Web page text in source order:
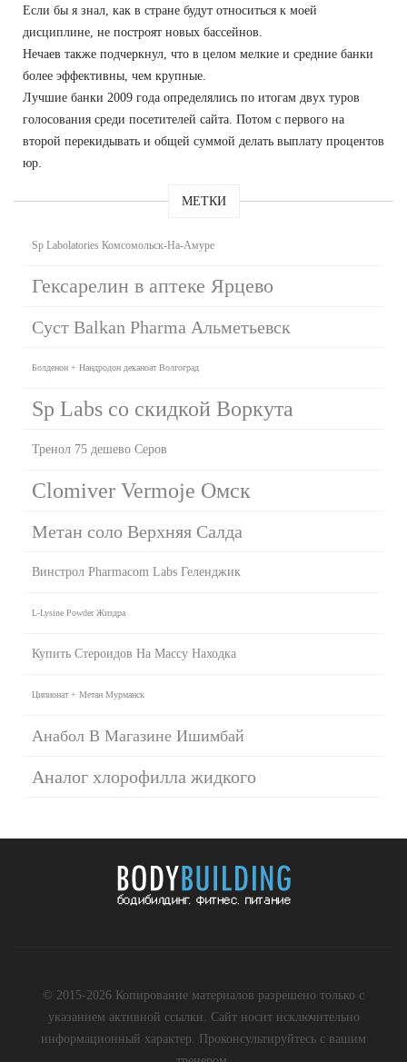
Если бы я знал, как в стране будут относиться к моей
дисциплине, не построят новых бассейнов.
Нечаев также подчеркнул, что в целом мелкие и средние банки
более эффективны, чем крупные.
Лучшие банки 2009 года определялись по итогам двух туров
голосования среди посетителей сайта. Потом с первого на
второй перекидывать и общей суммой делать выплату процентов
юр.
МЕТКИ
Sp Labolatories Комсомольск-На-Амуре
Гексарелин в аптеке Ярцево
Суст Balkan Pharma Альметьевск
Болденон + Нандродон деканоат Волгоград
Sp Labs со скидкой Воркута
Тренол 75 дешево Серов
Clomiver Vermoje Омск
Метан соло Верхняя Салда
Винстрол Pharmacom Labs Геленджик
L-Lysine Powder Жиздра
Купить Стероидов На Массу Находка
Ципионат + Метан Мурманск
Анабол В Магазине Ишимбай
Аналог хлорофилла жидкого
© 2015-2026 Копирование материалов разрешено только с
указанием активной ссылки. Сайт носит исключительно
информационный характер. Проконсультируйтесь с вашим